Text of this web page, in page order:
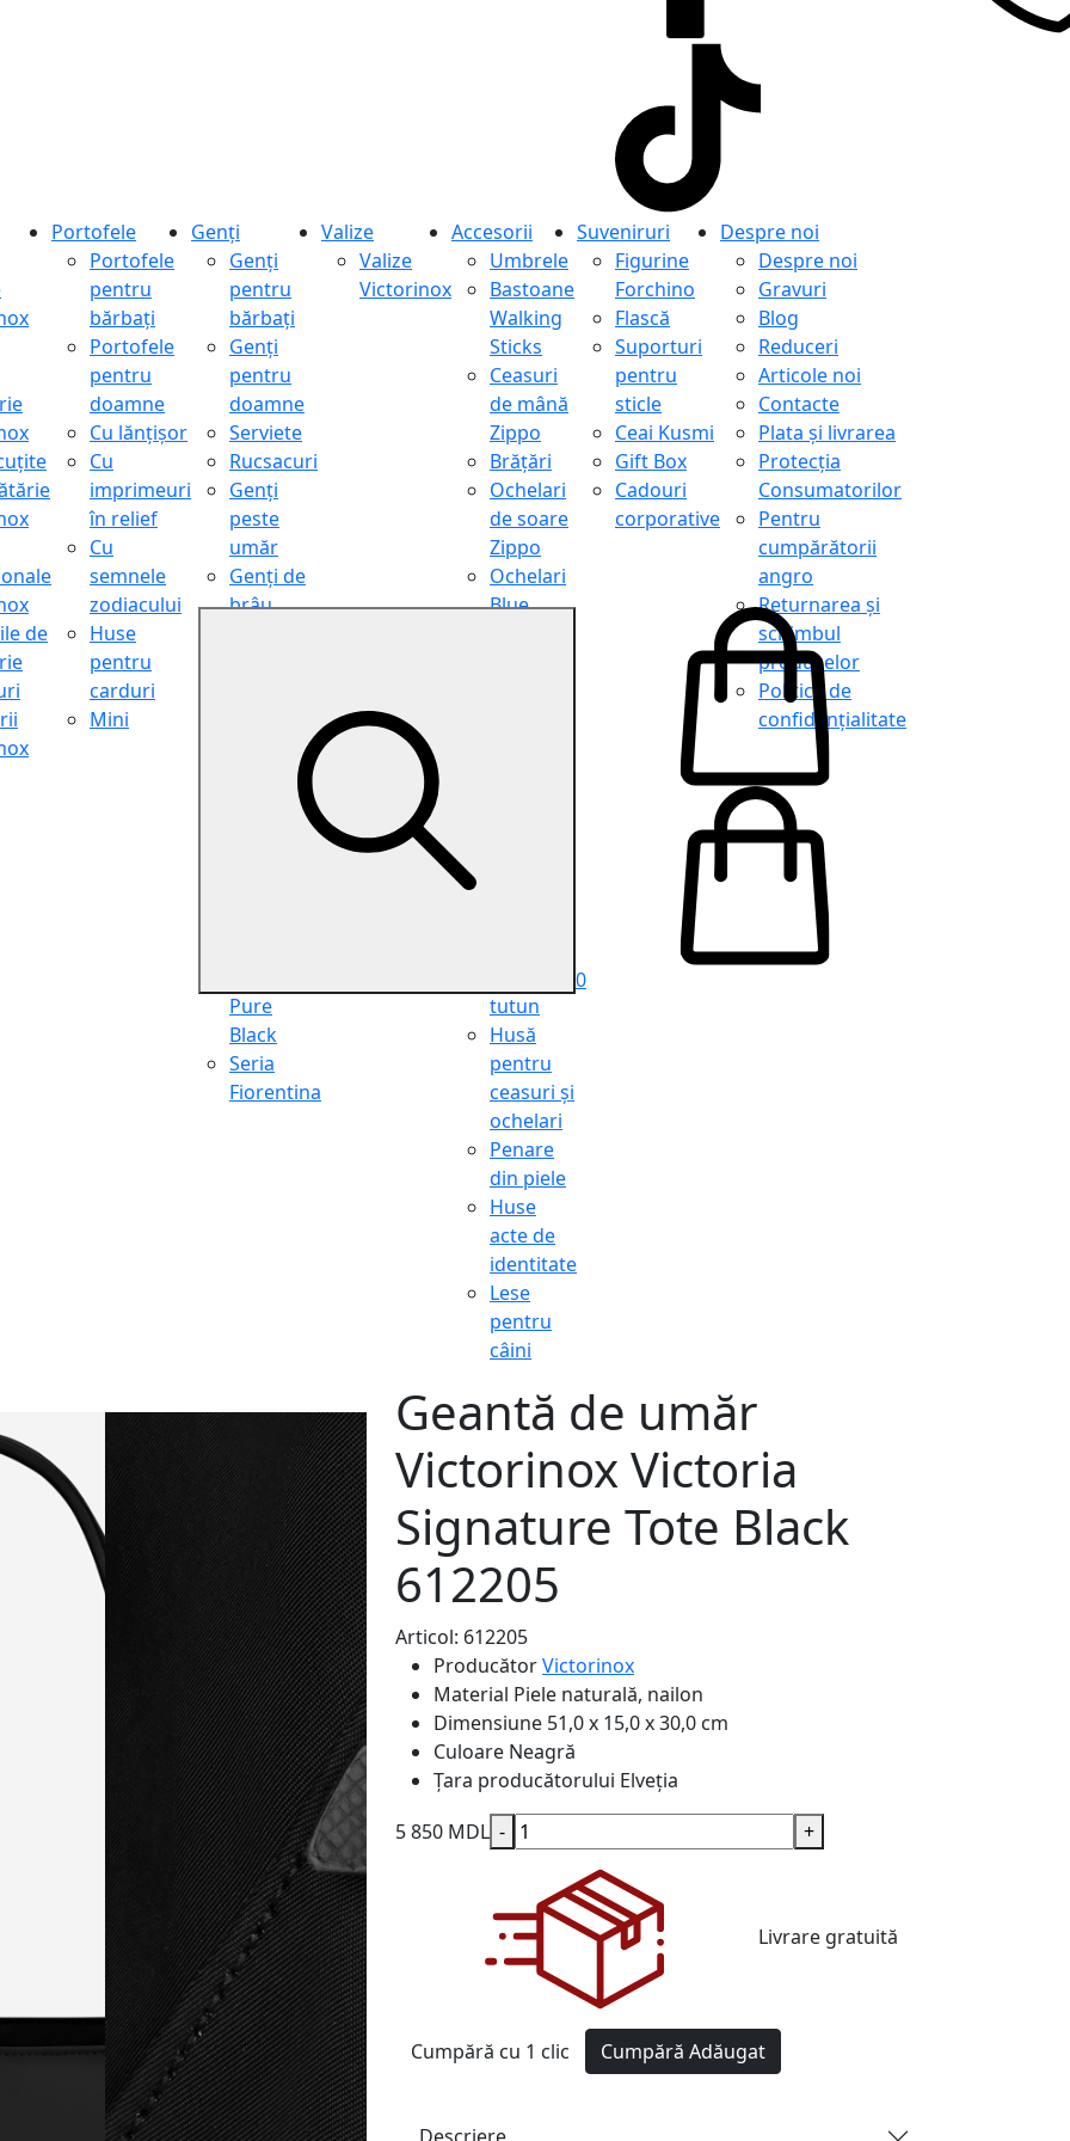
de
Portofele
Portofele
pentru
bărbați
Portofele
pentru
doamne
Cu lănțișor
Cu
imprimeuri
în relief
Cu
semnele
zodiacului
Huse
pentru
carduri
Mini
Genți
Genți
pentru
bărbați
Genți
pentru
doamne
Serviete
Rucsacuri
Genți
peste
umăr
Genți de
brâu
cosmetice
Pure
Black
Seria
Fiorentina
Valize
Valize
Victorinox
Accesorii
Umbrele
Bastoane
Walking
Sticks
Ceasuri
de mână
Zippo
Brățări
Ochelari
de soare
Zippo
Ochelari
Blue
tutun
Husă
pentru
ceasuri și
ochelari
Penare
din piele
Huse
acte de
identitate
Lese
pentru
câini
Suveniruri
Figurine
Forchino
Flască
Suporturi
pentru
sticle
Ceai Kusmi
Gift Box
Cadouri
corporative
Despre noi
Despre noi
Gravuri
Blog
Reduceri
Articole noi
Contacte
Plata și livrarea
Protecţia
Consumatorilor
Pentru
cumpărătorii
angro
Returnarea și
schimbul
produselor
Politica de
confidențialitate
0
Geantă de umăr
Victorinox Victoria
Signature Tote Black
612205
Articol: 612205
ProducătorVictorinox
Material Piele naturală, nailon
Dimensiune 51,0 x 15,0 x 30,0 cm
Culoare Neagră
Țara producătorului Elveția
5 850 MDL - +
Livrare gratuită
Cumpără cu 1 clic Cumpără Adăugat